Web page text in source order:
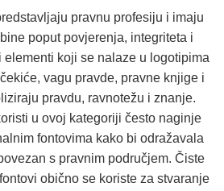
pravnu profesiju i imaju
poput povjerenja, integriteta i
koji se nalaze u logotipima
vagu pravde, pravne knjige i
pravdu, ravnotežu i znanje.
u ovoj kategoriji često naginje
fontovima kako bi odražavala
s pravnim područjem. Čiste
obično se koriste za stvaranje